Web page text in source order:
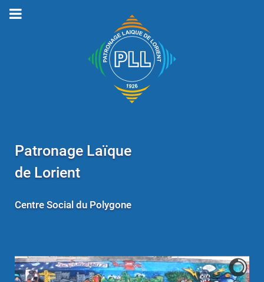
Patronage Laïque
de Lorient
Centre Social du Polygone